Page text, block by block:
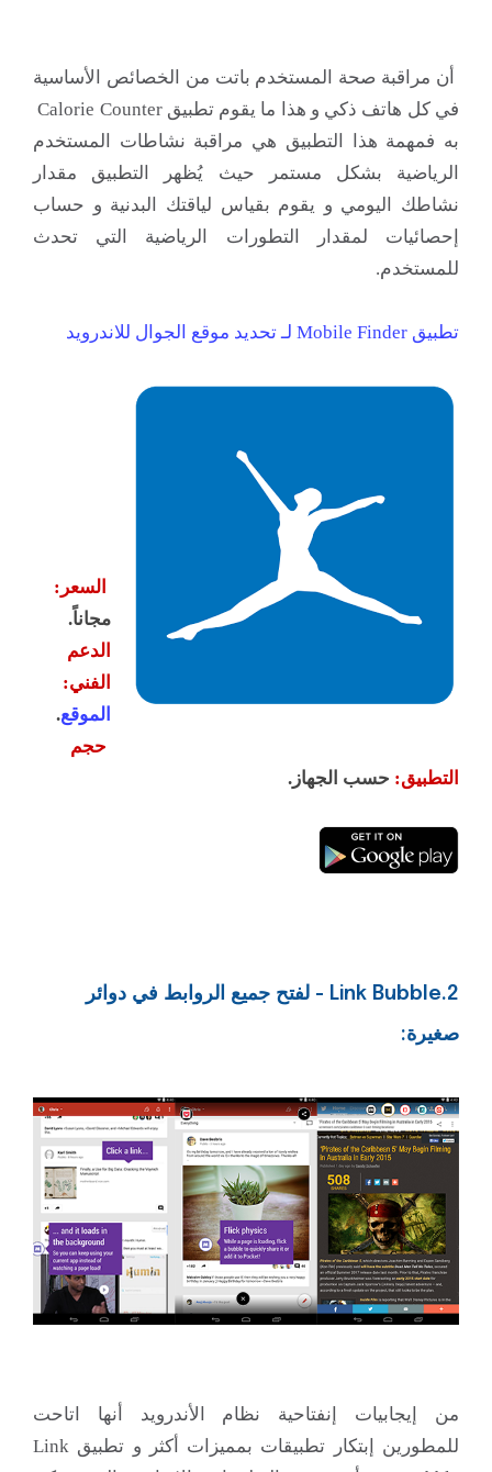
أن مراقبة صحة المستخدم باتت من الخصائص الأساسية
في كل هاتف ذكي و هذا ما يقوم تطبيق Calorie Counter
به فمهمة هذا التطبيق هي مراقبة نشاطات المستخدم
الرياضية بشكل مستمر حيث يُظهر التطبيق مقدار
نشاطك اليومي و يقوم بقياس لياقتك البدنية و حساب
إحصائيات لمقدار التطورات الرياضية التي تحدث
للمستخدم.
تطبيق Mobile Finder لـ تحديد موقع الجوال للاندرويد
السعر:
مجاناً.
الدعم
الفني:
الموقع.
حجم
التطبيق: حسب الجهاز.
2.Link Bubble - لفتح جميع الروابط في دوائر
صغيرة:
من إيجابيات إنفتاحية نظام الأندرويد أنها اتاحت
للمطورين إبتكار تطبيقات بمميزات أكثر و تطبيق Link